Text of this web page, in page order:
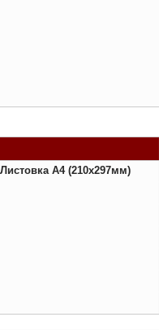
Листовка А4 (210х297мм)